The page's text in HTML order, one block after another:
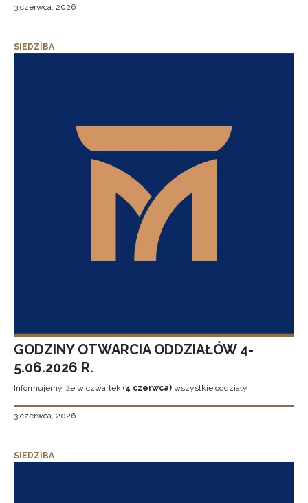
3 czerwca, 2026
SIEDZIBA
GODZINY OTWARCIA ODDZIAŁÓW 4-
5.06.2026 R.
Informujemy, że w czwartek (4 czerwca) wszystkie oddziały
3 czerwca, 2026
SIEDZIBA